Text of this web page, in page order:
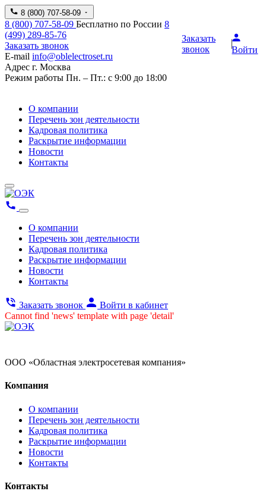
8 (800) 707-58-09
8 (800) 707-58-09 Бесплатно по России 8
(499) 289-85-76
Заказать звонок
E-mail info@oblelectroset.ru
Адрес г. Москва
Режим работы Пн. – Пт.: с 9:00 до 18:00
Заказать
звонок
Войти
О компании
Перечень зон деятельности
Кадровая политика
Раскрытие информации
Новости
Контакты
О компании
Перечень зон деятельности
Кадровая политика
Раскрытие информации
Новости
Контакты
Заказать звонок
Войти в кабинет
Cannot find 'news' template with page 'detail'
ООО «Областная электросетевая компания»
Компания
О компании
Перечень зон деятельности
Кадровая политика
Раскрытие информации
Новости
Контакты
Контакты